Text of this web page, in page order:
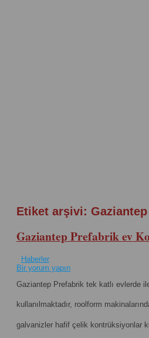
Etiket arşivi:
Gaziantep Prefabrik ev
Haberler
Bir yorum yapın
Gaziantep Prefabrik tek katlı evlerde
kullanılmaktadır, roolform
galvanizler hafif çelik kontrüksiyonlar